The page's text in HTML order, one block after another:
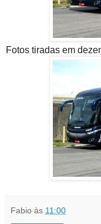
Fotos tiradas em
Fabio às 11:00